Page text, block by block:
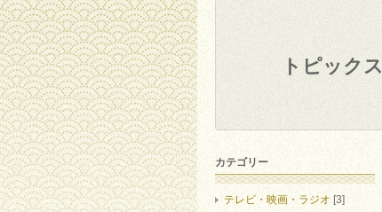
トピックス
カテゴリー
テレビ・映画・ラジオ [3]